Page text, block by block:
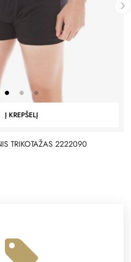
Į KREPŠELĮ
TRIKOTAŽAS 2222090